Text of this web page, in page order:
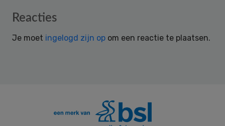
Reader
Reacties
Je moet ingelogd zijn op om een reactie te plaatsen.